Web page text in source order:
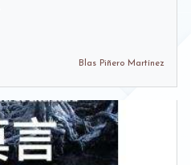
Blas Piñero Martínez